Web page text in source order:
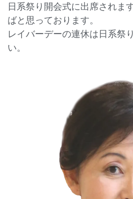
日系祭り開会式に出席されま
ばと思っております。
レイバーデーの連休は日系祭
い。